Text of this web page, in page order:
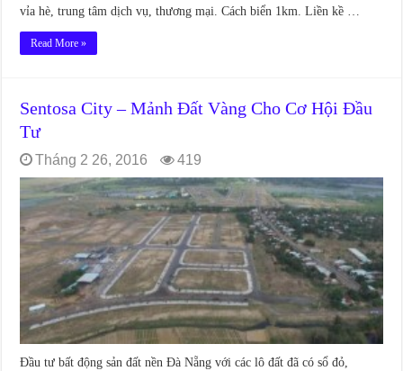
vỉa hè, trung tâm dịch vụ, thương mại. Cách biển 1km. Liền kề …
Read More »
Sentosa City – Mảnh Đất Vàng Cho Cơ Hội Đầu
Tư
Tháng 2 26, 2016 419
Đầu tư bất động sản đất nền Đà Nẵng với các lô đất đã có sổ đỏ,